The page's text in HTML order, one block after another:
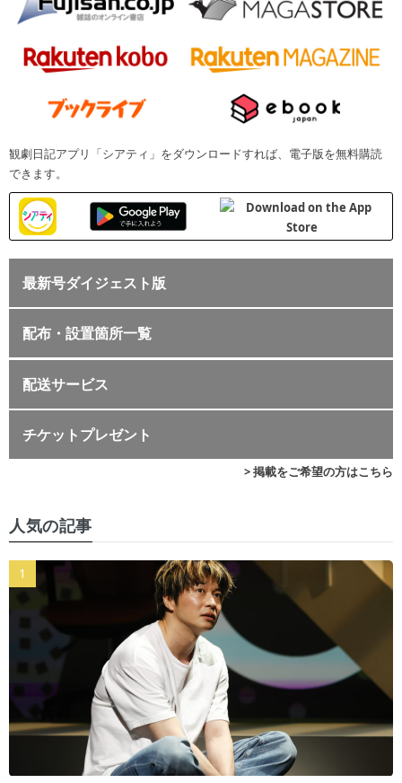
観劇日記アプリ「シアティ」をダウンロードすれば、電子版を無料購読
できます。
最新号ダイジェスト版
配布・設置箇所一覧
配送サービス
チケットプレゼント
> 掲載をご希望の方はこちら
人気の記事